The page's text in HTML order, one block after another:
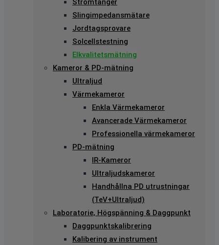
Strömtänger
Slingimpedansmätare
Jordtagsprovare
Solcellstestning
Elkvalitetsmätning
Kameror & PD-mätning
Ultraljud
Värmekameror
Enkla Värmekameror
Avancerade Värmekameror
Professionella värmekameror
PD-mätning
IR-Kameror
Ultraljudskameror
Handhållna PD utrustningar
(TeV+Ultraljud)
Laboratorie, Högspänning & Daggpunkt
Daggpunktskalibrering
Kalibering av instrument